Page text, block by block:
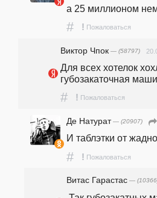
а 25 миллионом
# ! Пожаловаться
Виктор Чпок — (58797)
Для всех хотелок
губозакаточная
# ! Пожаловаться
Де Натурат— (20907)
И таблэтки от
# ! Пожаловаться
Витас Гарастас —